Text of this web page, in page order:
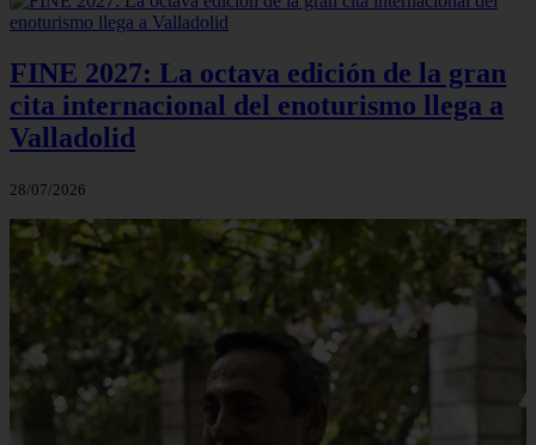
FINE 2027: La octava edición de la gran
cita internacional del enoturismo llega a
Valladolid
28/07/2026